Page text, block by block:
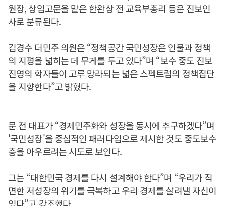
원장, 상임고문을 맡은 한완상 전 교육부총리 등은 진보인
사로 분류된다.
김경수 더민주 의원은 “정책공간 국민성장은 인물과 정책
의 지평을 넓히는 데 무게를 두고 있다”며 “보수 중도 진보
진영의 학자들이 고루 망라되는 넓은 스펙트럼의 정책집단
을 지향한다”고 밝혔다.
문 전 대표가 “경제민주화와 성장을 동시에 추구하겠다”며
'국민성장'을 중심적인 패러다임으로 제시한 것도 중도보수
층을 아우르려는 시도로 보인다.
그는 “대한민국 경제를 다시 설계해야 한다”며 “우리가 직
면한 저성장의 위기를 극복하고 우리 경제를 살려낼 자신이